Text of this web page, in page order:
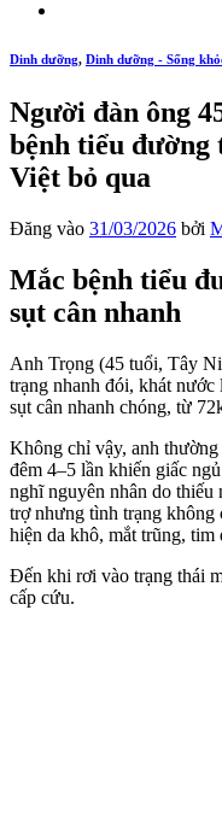
Dinh dưỡng, Dinh dưỡng - Sống
Người đàn ông
bệnh tiểu đường
Việt bỏ qua
Đăng vào 31/03/2026 bởi
Mắc bệnh tiểu
sụt cân nhanh
Anh Trọng (45 tuổi, Tây
trạng nhanh đói, khát
sụt cân nhanh chóng, từ
Không chỉ vậy, anh
đêm 4–5 lần khiến giấc
nghĩ nguyên nhân do thiếu
trợ nhưng tình trạng không
hiện da khô, mắt trũng, tim
Đến khi rơi vào trạng thái
cấp cứu.